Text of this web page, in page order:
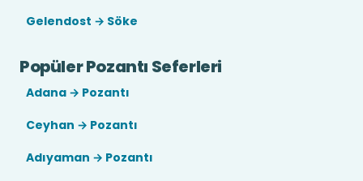
Gelendost → Söke
Popüler Pozantı Seferleri
Adana → Pozantı
Ceyhan → Pozantı
Adıyaman → Pozantı